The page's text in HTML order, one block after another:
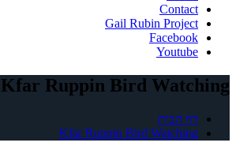
Contact
Gail Rubin Project
Facebook
Youtube
Kfar Ruppin Bird Watching
דף הבית
Kfar Ruppin Bird Watching